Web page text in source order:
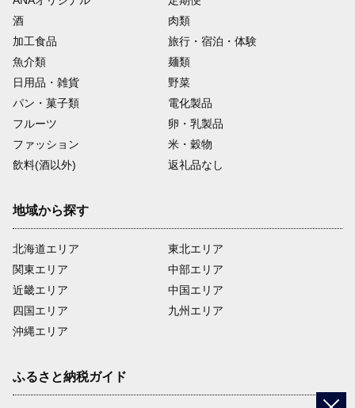
酒
肉類
加工食品
旅行・宿泊・体験
魚介類
麺類
日用品・雑貨
野菜
パン・菓子類
電化製品
フルーツ
卵・乳製品
ファッション
米・穀物
飲料(酒以外)
返礼品なし
地域から探す
北海道エリア
関東エリア
近畿エリア
四国エリア
沖縄エリア
東北エリア
中部エリア
中国エリア
九州エリア
ふるさと納税ガイド